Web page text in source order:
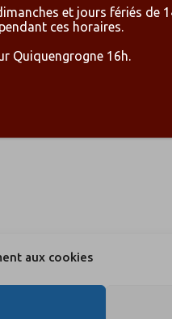
aux cookies
et jours fériés de
ces horaires.
Quiquengrogne 16h.